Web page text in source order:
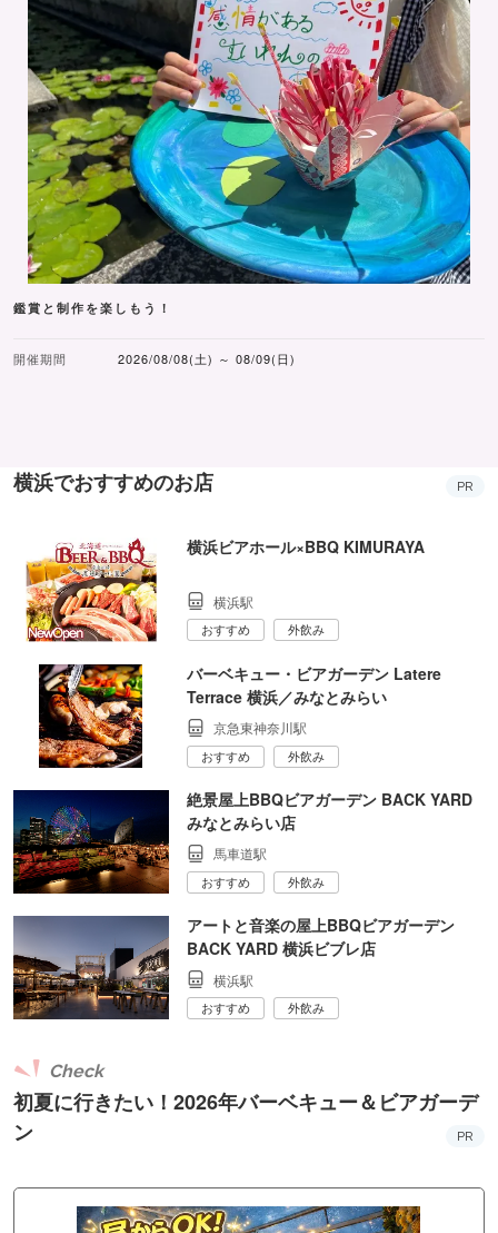
鑑賞と制作を楽しもう！
開催期間 2026/08/08(土) ～ 08/09(日)
横浜でおすすめのお店 PR
横浜ビアホール×BBQ KIMURAYA
横浜駅
おすすめ 外飲み
バーベキュー・ビアガーデン Latere
Terrace 横浜／みなとみらい
京急東神奈川駅
おすすめ 外飲み
絶景屋上BBQビアガーデン BACK YARD
みなとみらい店
馬車道駅
おすすめ 外飲み
アートと音楽の屋上BBQビアガーデン
BACK YARD 横浜ビブレ店
横浜駅
おすすめ 外飲み
初夏に行きたい！2026年バーベキュー＆ビアガーデ
ン
Check
PR